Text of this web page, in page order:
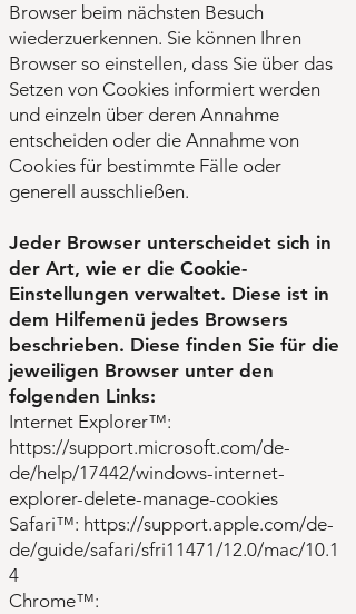
Browser beim nächsten Besuch
wiederzuerkennen. Sie können Ihren
Browser so einstellen, dass Sie über das
Setzen von Cookies informiert werden
und einzeln über deren Annahme
entscheiden oder die Annahme von
Cookies für bestimmte Fälle oder
generell ausschließen.
Jeder Browser unterscheidet sich in
der Art, wie er die Cookie-
Einstellungen verwaltet. Diese ist in
dem Hilfemenü jedes Browsers
beschrieben. Diese finden Sie für die
jeweiligen Browser unter den
folgenden Links:
Internet Explorer™:
https://support.microsoft.com/de-
de/help/17442/windows-internet-
explorer-delete-manage-cookies
Safari™: https://support.apple.com/de-
de/guide/safari/sfri11471/12.0/mac/10.1
4
Chrome™: